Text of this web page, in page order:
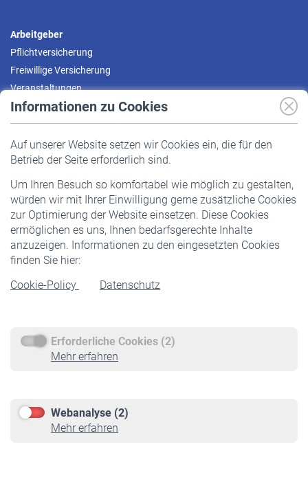
Informationen zu Cookies
Auf unserer Website setzen wir Cookies ein, die für den
Betrieb der Seite erforderlich sind.
Um Ihren Besuch so komfortabel wie möglich zu gestalten,
würden wir mit Ihrer Einwilligung gerne zusätzliche Cookies
zur Optimierung der Website einsetzen. Diese Cookies
ermöglichen es uns, Ihnen bedarfsgerechte Inhalte
anzuzeigen. Informationen zu den eingesetzten Cookies
finden Sie hier:
Cookie-Policy
Datenschutz
Erforderliche Cookies (2)
Mehr erfahren
Webanalyse (2)
Mehr erfahren
Arbeitgeber
Pflichtversicherung
Freiwillige Versicherung
Veranstaltungen
Pflichtversicherung
Staatliche Förderung
Veranstaltungen
Rentner
Rentenbeginn
Rente beantragen
Service
Informationen
Online-Rechner
VBLnewsletter